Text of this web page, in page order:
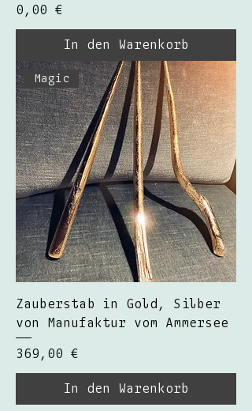
Preis
0,00 €
In den Warenkorb
Magic
Zauberstab in Gold, Silber
von Manufaktur vom Ammersee
Preis
369,00 €
In den Warenkorb